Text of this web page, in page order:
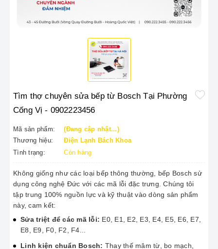
Tìm thợ chuyên sửa bếp từ Bosch Tại Phường
Cống Vị - 0902223456
Mã sản phẩm:
(Đang cập nhật...)
Thương hiệu:
Điện Lạnh Bách Khoa
Tình trạng:
Còn hàng
Không giống như các loại bếp thông thường, bếp Bosch sử
dụng công nghệ Đức với các mã lỗi đặc trưng. Chúng tôi
tập trung 100% nguồn lực và kỹ thuật vào dòng sản phẩm
này, cam kết:
Sửa triệt để các mã lỗi: E0, E1, E2, E3, E4, E5, E6, E7,
E8, E9, F0, F2, F4...
Linh kiện chuẩn Bosch: Thay thế mâm từ, bo mạch,